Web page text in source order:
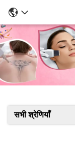
सभी श्रेणियाँ